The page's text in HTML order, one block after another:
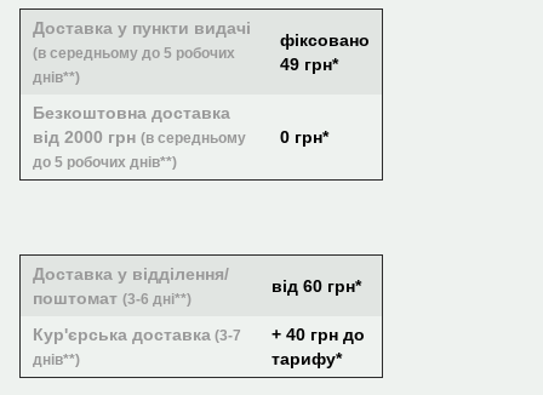
Доставка у пункти видачі
(в середньому до 5 робочих
днів**)
фіксовано
49 грн*
Безкоштовна доставка
від 2000 грн (в середньому
до 5 робочих днів**)
0 грн*
Доставка у відділення/
поштомат (3-6 дні**)
від 60 грн*
Кур'єрська доставка (3-7
днів**)
+ 40 грн до
тарифу*